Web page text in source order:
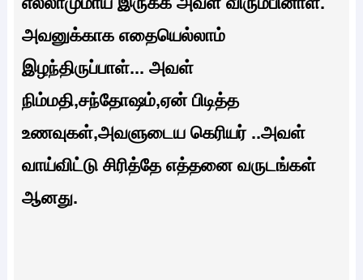
அவனுக்காக எதையெல்லாம்
இழந்திருப்பாள்... அவள்
நிம்மதி,சந்தோஷம்,ஏன் பிடித்த
உணவுகள்,அவளுடைய கெரியர் ..அவள்
வாய்விட்டு சிரித்தே எத்தனை வருடங்கள்
ஆனது.